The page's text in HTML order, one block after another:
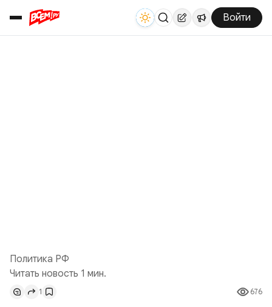
Войти
Политика РФ
Читать новость 1 мин.
676
1